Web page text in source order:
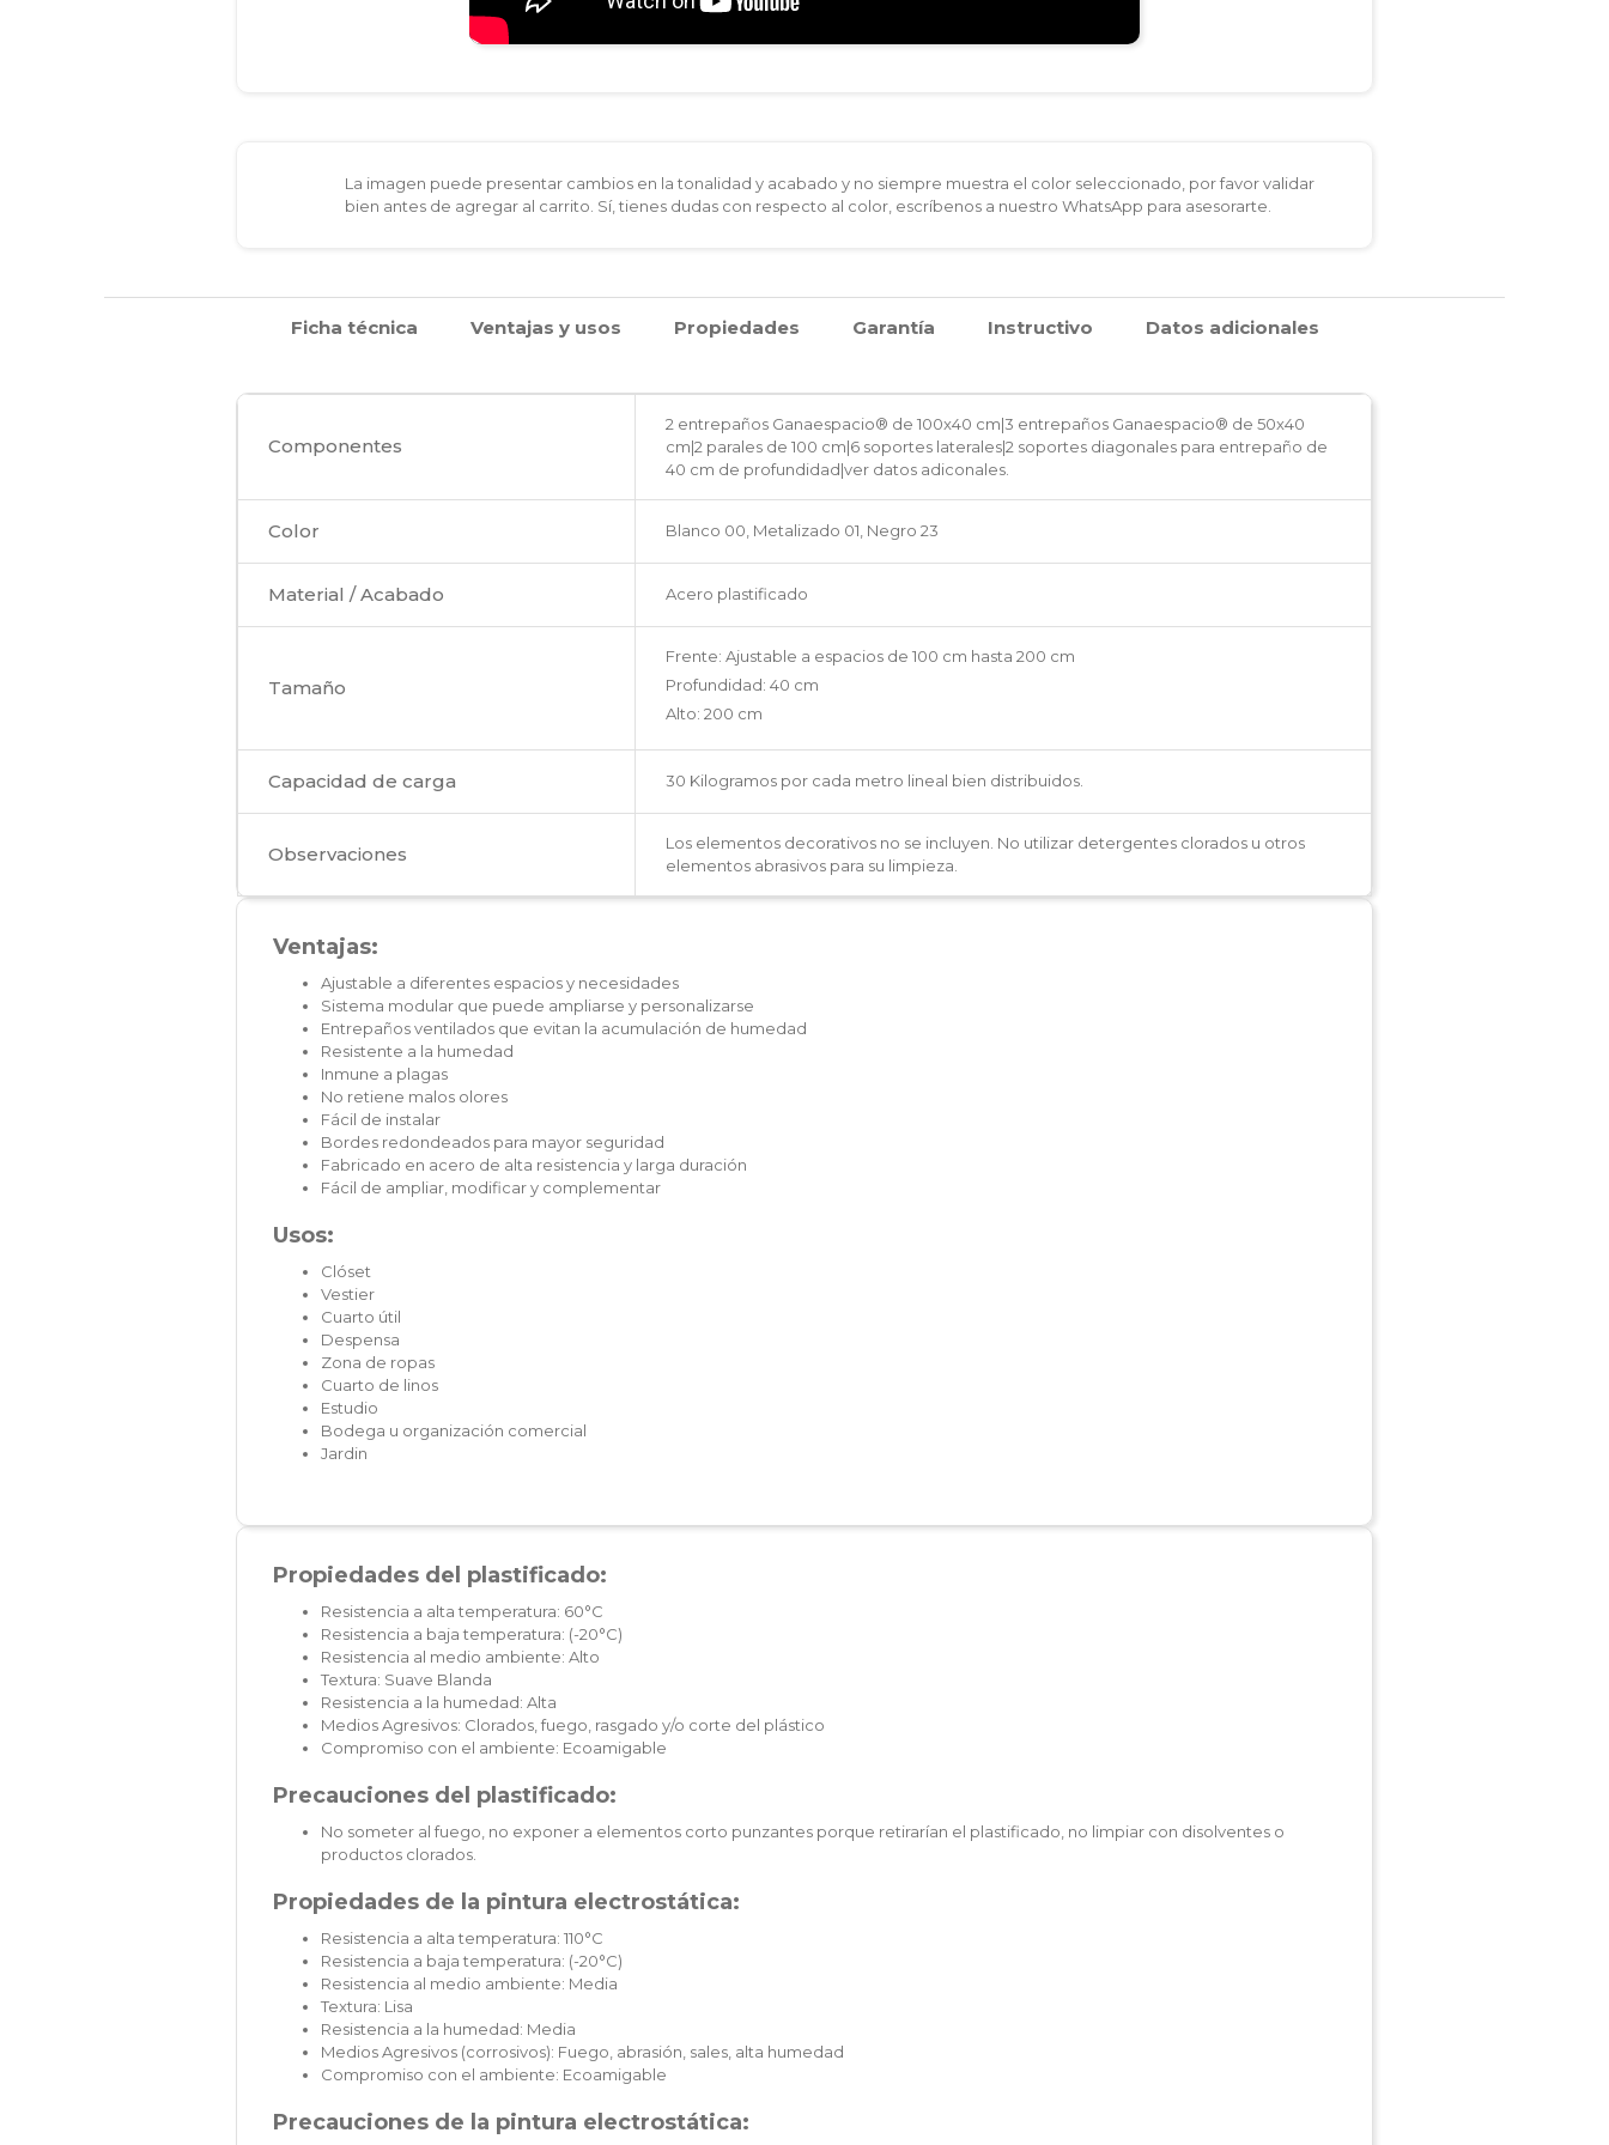
La imagen puede presentar cambios en la tonalidad y acabado y no siempre muestra el color seleccionado, por favor validar
bien antes de agregar al carrito. Sí, tienes dudas con respecto al color, escríbenos a nuestro WhatsApp para asesorarte.
Ficha técnica Ventajas y usos Propiedades Garantía Instructivo Datos adicionales
Componentes
2 entrepaños Ganaespacio® de 100x40 cm|3 entrepaños Ganaespacio® de 50x40
cm|2 parales de 100 cm|6 soportes laterales|2 soportes diagonales para entrepaño de
40 cm de profundidad|ver datos adiconales.
Color Blanco 00, Metalizado 01, Negro 23
Material / Acabado Acero plastificado
Tamaño
Frente: Ajustable a espacios de 100 cm hasta 200 cm
Profundidad: 40 cm
Alto: 200 cm
Capacidad de carga 30 Kilogramos por cada metro lineal bien distribuidos.
Observaciones
Los elementos decorativos no se incluyen. No utilizar detergentes clorados u otros
elementos abrasivos para su limpieza.
Ventajas:
Ajustable a diferentes espacios y necesidades
Sistema modular que puede ampliarse y personalizarse
Entrepaños ventilados que evitan la acumulación de humedad
Resistente a la humedad
Inmune a plagas
No retiene malos olores
Fácil de instalar
Bordes redondeados para mayor seguridad
Fabricado en acero de alta resistencia y larga duración
Fácil de ampliar, modificar y complementar
Usos:
Clóset
Vestier
Cuarto útil
Despensa
Zona de ropas
Cuarto de linos
Estudio
Bodega u organización comercial
Jardin
Propiedades del plastificado:
Resistencia a alta temperatura: 60°C
Resistencia a baja temperatura: (-20°C)
Resistencia al medio ambiente: Alto
Textura: Suave Blanda
Resistencia a la humedad: Alta
Medios Agresivos: Clorados, fuego, rasgado y/o corte del plástico
Compromiso con el ambiente: Ecoamigable
Precauciones del plastificado:
No someter al fuego, no exponer a elementos corto punzantes porque retirarían el plastificado, no limpiar con disolventes o
productos clorados.
Propiedades de la pintura electrostática:
Resistencia a alta temperatura: 110°C
Resistencia a baja temperatura: (-20°C)
Resistencia al medio ambiente: Media
Textura: Lisa
Resistencia a la humedad: Media
Medios Agresivos (corrosivos): Fuego, abrasión, sales, alta humedad
Compromiso con el ambiente: Ecoamigable
Precauciones de la pintura electrostática: